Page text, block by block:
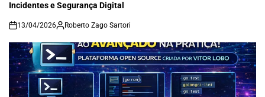
Incidentes e Segurança Digital
on
13/04/2026 Roberto Zago Sartori